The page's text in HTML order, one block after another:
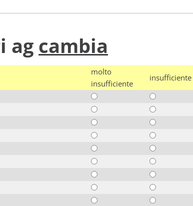
ag cambia
molto
insufficiente
insufficiente